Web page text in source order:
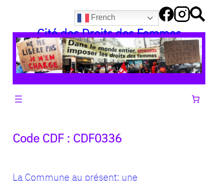
contenu
French
Cité des Droits des Femmes
Code CDF : CDF0336
La Commune au présent: une